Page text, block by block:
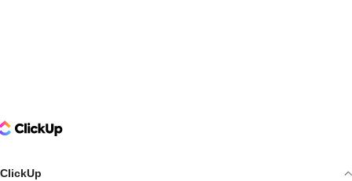
Logo
ClickUp